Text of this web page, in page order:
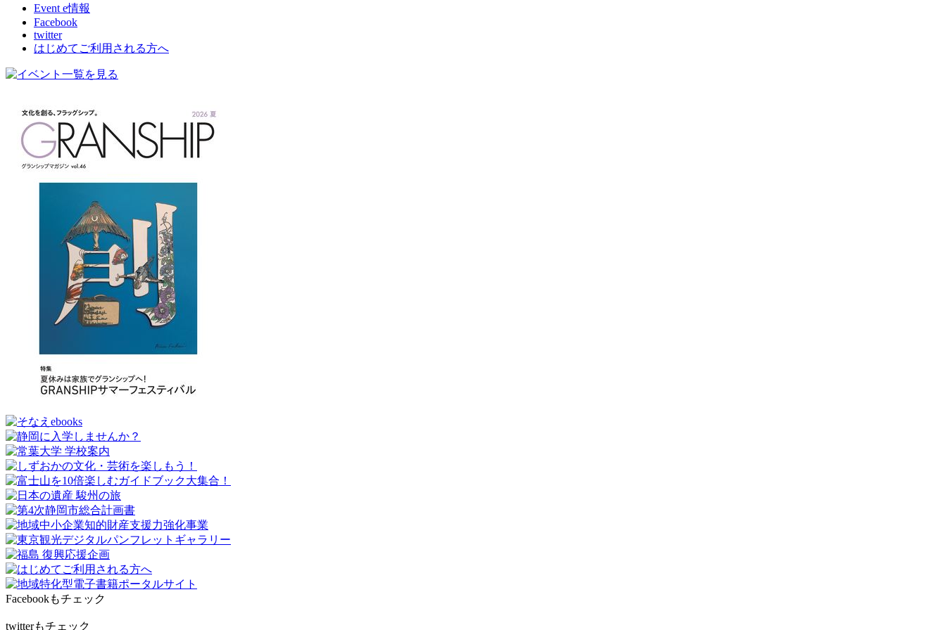
Event e情報
Facebook
twitter
はじめてご利用される方へ
Facebookもチェック
twitterもチェック